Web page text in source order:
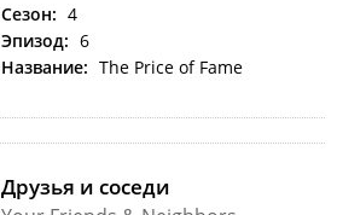
Сезон: 4
Эпизод: 6
Название: The Price of Fame
Друзья и соседи